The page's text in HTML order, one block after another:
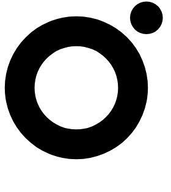
periodísticas ¿Cómo
sociales de la zona estos
¿Cómo construir el cambio
extrema dificultad? ¿Qué
siguen manteniendo de cara al
estos procesos con los que
esta orilla del Mediterráneo.